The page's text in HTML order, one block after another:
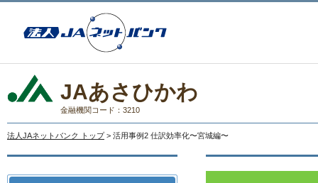
JAあさひかわ
金融機関コード：3210
法人JAネットバンク トップ > 活用事例2 仕訳効率化〜宮城編〜